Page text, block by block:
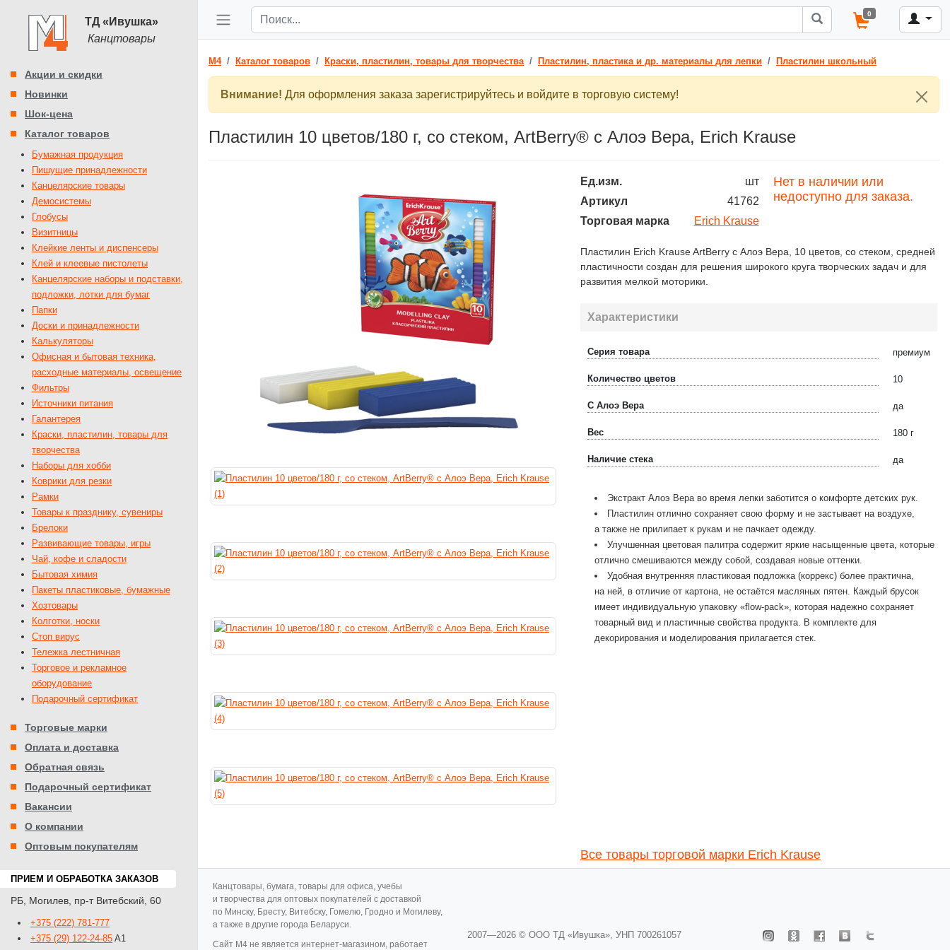
ТД «Ивушка»
Канцтовары
Акции и скидки
Новинки
Шок-цена
Каталог товаров
Бумажная продукция
Пишущие принадлежности
Канцелярские товары
Демосистемы
Глобусы
Визитницы
Клейкие ленты и диспенсеры
Клей и клеевые пистолеты
Канцелярские наборы и подставки,
подложки, лотки для бумаг
Папки
Доски и принадлежности
Калькуляторы
Офисная и бытовая техника,
расходные материалы, освещение
Фильтры
Источники питания
Галантерея
Краски, пластилин, товары для
творчества
Наборы для хобби
Коврики для резки
Рамки
Товары к празднику, сувениры
Брелоки
Развивающие товары, игры
Чай, кофе и сладости
Бытовая химия
Пакеты пластиковые, бумажные
Хозтовары
Колготки, носки
Стоп вирус
Тележка лестничная
Торговое и рекламное
оборудование
Подарочный сертификат
Торговые марки
Оплата и доставка
Обратная связь
Подарочный сертификат
Вакансии
О компании
Оптовым покупателям
ПРИЕМ И ОБРАБОТКА ЗАКАЗОВ
РБ Могилев пр-т Витебский, 60
+375 (222) 781-777
+375 (29) 122-24-85 A1
0
M4 Каталог товаров Краски, пластилин, товары для творчества Пластилин, пластика и др. материалы для лепки Пластилин школьный
Внимание! Для оформления заказа зарегистрируйтесь и войдите в торговую систему!
Пластилин 10 цветов/180 г, со стеком, ArtBerry® с Алоэ Вера, Erich Krause
Ед.изм.
шт
Артикул
41762
Торговая марка
Erich Krause
Нет в наличии или
недоступно для заказа.
Пластилин Erich Krause ArtBerry с Алоэ Вера, 10 цветов, со стеком, средней
пластичности создан для решения широкого круга творческих задач и для
развития мелкой моторики.
Характеристики
Серия товара премиум
Количество цветов 10
С Алоэ Вера да
Вес 180 г
Наличие стека да
Экстракт Алоэ Вера во время лепки заботится о комфорте детских рук.
Пластилин отлично сохраняет свою форму и не застывает на воздухе,
а также не прилипает к рукам и не пачкает одежду.
Улучшенная цветовая палитра содержит яркие насыщенные цвета, которые
отлично смешиваются между собой, создавая новые оттенки.
Удобная внутренняя пластиковая подложка (коррекс) более практична,
на ней, в отличие от картона, не остаётся масляных пятен. Каждый брусок
имеет индивидуальную упаковку «flow-pack», которая надежно сохраняет
товарный вид и пластичные свойства продукта. В комплекте для
декорирования и моделирования прилагается стек.
Все товары торговой марки Erich Krause
Канцтовары, бумага, товары для офиса, учебы
и творчества для оптовых покупателей с доставкой
по Минску, Бресту, Витебску, Гомелю, Гродно и Могилеву,
а также в другие города Беларуси.
Cайт M4 не является интернет-магазином, работает
2007—2026 © ООО ТД «Ивушка», УНП 700261057